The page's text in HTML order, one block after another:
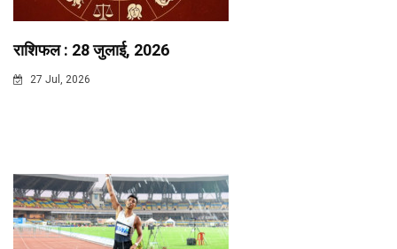
राशिफल : 28 जुलाई, 2026
27 Jul, 2026